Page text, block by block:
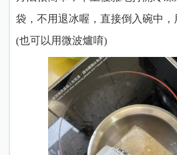
袋，不用退冰喔，直接倒入碗中
(也可以用微波爐唷)